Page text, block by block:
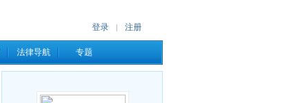
登录 | 注册
法律导航 专题